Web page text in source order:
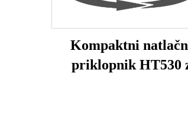
Kompaktni
priklopnik HT530